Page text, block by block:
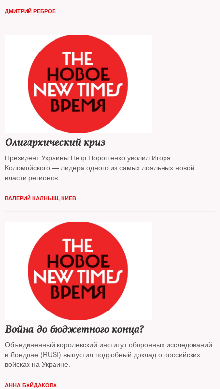
ДМИТРИЙ РЕБРОВ
Олигархический криз
Президент Украины Петр Порошенко уволил Игоря
Коломойского — лидера одного из самых лояльных новой
власти регионов
ВАЛЕРИЙ КАЛНЫШ, КИЕВ
Война до бюджетного конца?
Объединенный королевский институт оборонных исследований
в Лондоне (RUSI) выпустил подробный доклад о российских
войсках на Украине.
АННА БАЙДАКОВА